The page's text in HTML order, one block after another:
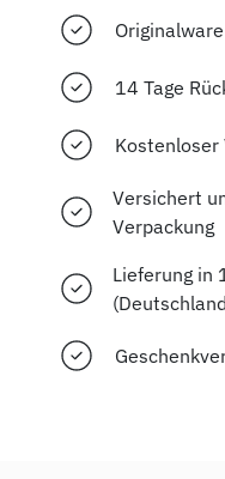
14 Tage
Kostenloser
Versichert
Verpackung
Lieferung in